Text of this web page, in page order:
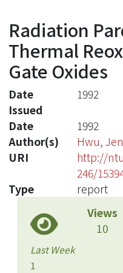
Statistics
Radiation
Thermal
Gate Oxides
Date
Issued
1992
Date
1992
Author(s)
Hwu,
URI
http://
246/
Type
report
Views
10
Last Week
1